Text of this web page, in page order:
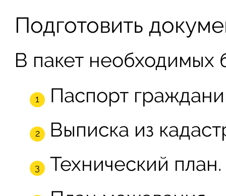
Подготовить
В пакет необходимых
Паспорт
Выписка из
Технический план.